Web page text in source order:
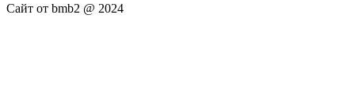
Сайт от bmb2 @ 2024